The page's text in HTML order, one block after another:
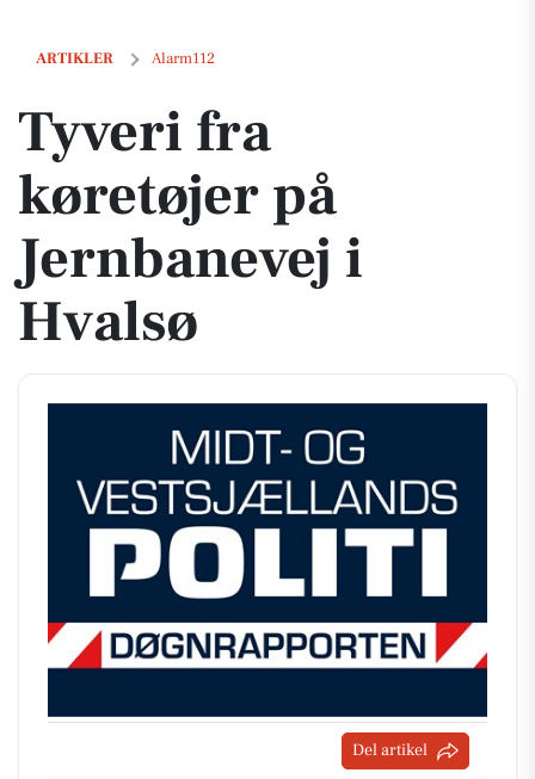
ARTIKLER Alarm112
Tyveri fra køretøjer på Jernbanevej i Hvalsø
Tyveri fra
køretøjer på
Jernbanevej i
Hvalsø
Del artikel